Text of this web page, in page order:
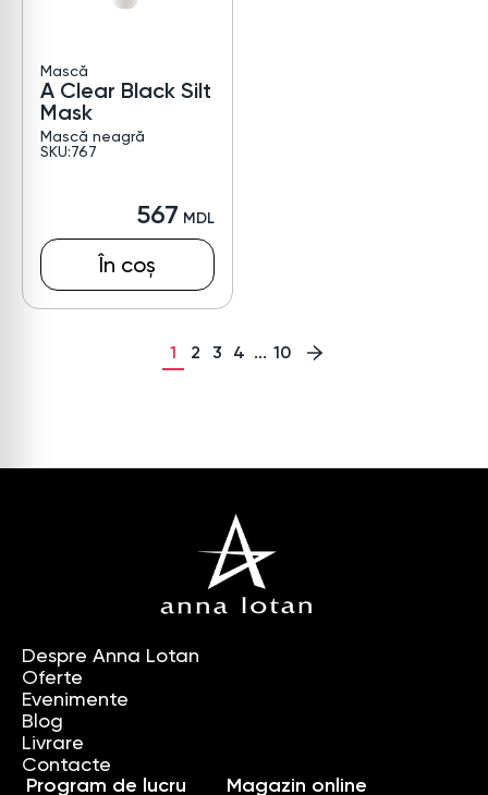
Mască
A Clear Black Silt
Mask
Mască neagră
SKU:767
567
În coș
1 2 3 4 ... 10
Despre Anna Lotan
Oferte
Evenimente
Blog
Livrare
Contacte
Magazin online
Program de lucru